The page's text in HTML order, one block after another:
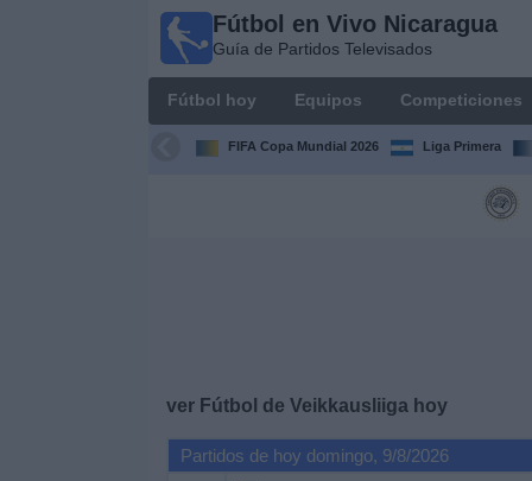
Fútbol en Vivo Nicaragua
Guía de Partidos Televisados
Fútbol hoy Equipos Competiciones
FIFA Copa Mundial 2026 Liga Primera
ver Fútbol de Veikkausliiga hoy
Partidos de hoy domingo, 9/8/2026
Fútbol en
Nicaragua